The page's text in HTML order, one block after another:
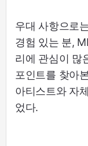
우대 사항으로
경험 있는 분,
리에 관심이 많
포인트를 찾아
아티스트와 자
었다.